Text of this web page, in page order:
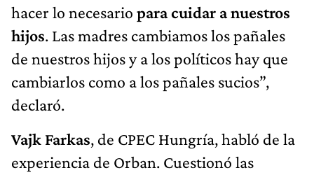
hacer lo necesario para cuidar a nuestros
hijos. Las madres cambiamos los pañales
de nuestros hijos y a los políticos hay que
cambiarlos como a los pañales sucios”,
declaró.
Vajk Farkas, de CPEC Hungría, habló de la
experiencia de Orban. Cuestionó las